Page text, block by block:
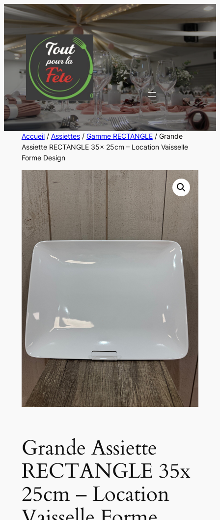
Aller
au
contenu
Accueil/ Assiettes/ Gamme RECTANGLE/ Grande
Assiette RECTANGLE 35x 25cm – Location Vaisselle
Forme Design
Grande Assiette
RECTANGLE 35x
25cm – Location